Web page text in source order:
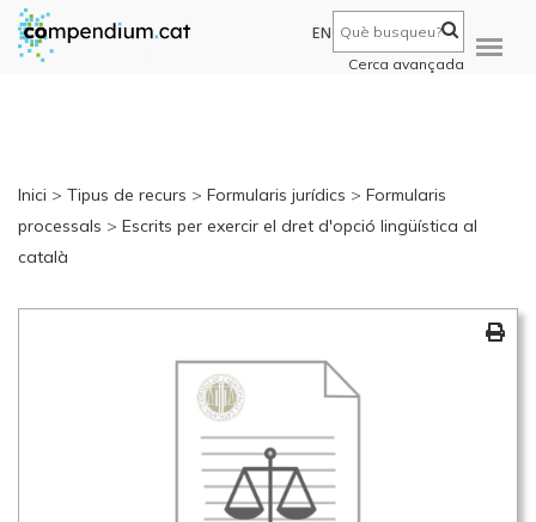
EN
Cerca avançada
Inici > Tipus de recurs > Formularis jurídics > Formularis
processals > Escrits per exercir el dret d'opció lingüística al
català